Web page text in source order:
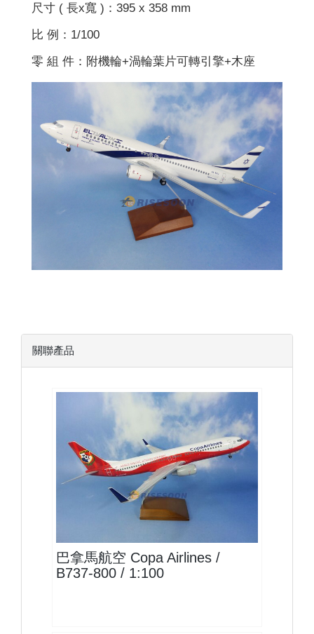
尺寸 ( 長x寬 )：395 x 358 mm
比 例：1/100
零 組 件：附機輪+渦輪葉片可轉引擎+木座
關聯產品
CMP10B738P02
巴拿馬航空 Copa Airlines /
B737-800 / 1:100